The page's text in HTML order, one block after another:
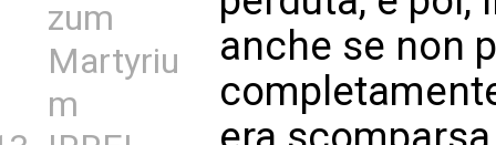
zum
Martyriu
m
anche se non